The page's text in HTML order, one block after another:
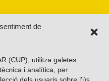
de
(CUP), utilitza galetes
i analítica, per